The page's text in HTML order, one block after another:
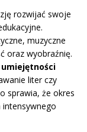
rozwijać swoje
muzyczne
oraz wyobraźnię.
umiejętności
liter czy
sprawia, że okres